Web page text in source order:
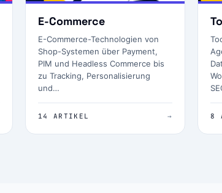
E-Commerce
E-Commerce-Technologien von
Shop-Systemen über Payment,
PIM und Headless Commerce bis
zu Tracking, Personalisierung
und…
14 ARTIKEL → 8